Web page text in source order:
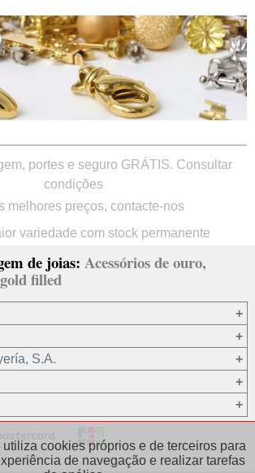
portes e seguro GRÁTIS. Consultar
condições
melhores preços, contacte-nos
variedade com stock permanente
de joias: Acessórios de ouro,
filled
S.A.
cookies próprios e de terceiros para
de navegação e realizar tarefas